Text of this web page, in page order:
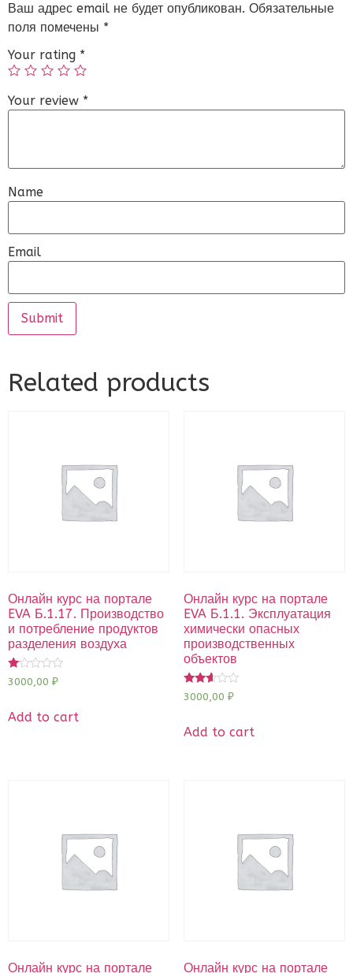
Ваш адрес email не будет опубликован. Обязательные
поля помечены *
Your rating *
Your review *
Name
Email
Related products
Онлайн курс на портале
EVA Б.1.17. Производство
и потребление продуктов
разделения воздуха
Rated
of
5
3000,00 ₽
Add to cart
Онлайн курс на портале
EVA Б.1.1. Эксплуатация
химически опасных
производственных
объектов
Rated
5
3000,00 ₽
Add to cart
Онлайн курс на портале Онлайн курс на портале